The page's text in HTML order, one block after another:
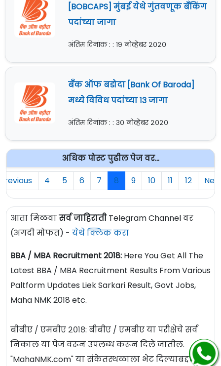
[BOBCAPS] मुंबई येथे गुंतवणूक बँकिंग
पदांच्या जागा
अंतिम दिनांक : : १९ नोव्हेंबर २०२०
बँक ऑफ बडोदा [Bank Of Baroda]
मध्ये विविध पदांच्या १३ जागा
अंतिम दिनांक : : ३० नोव्हेंबर २०२०
अधिक पोस्ट पुढील पेज वर...
4 5 6 7 8 9 10 11 12
आता मिळवासर्व जाहिरातीTelegram Channel वर
(अगदी मोफत) - येथे क्लिक करा
BBA / MBA Recruitment 2018: Here You Get All The
Latest BBA / MBA Recruitment Results From Various
Paltform Updates Liek Sarkari Result, Govt Jobs,
Maha NMK 2018 etc.
बीबीए / एमबीए २०१८: बीबीए / एमबीए या परीक्षेचे सर्व
निकाल या पेज वरून उपलब्ध करून दिले जातील.
"MahaNMK.com" या संकेतस्थळाला भेट दिल्याबद्दल